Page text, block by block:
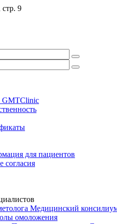
9
GMTClinic
для пациентов
Медицинский
омоложения